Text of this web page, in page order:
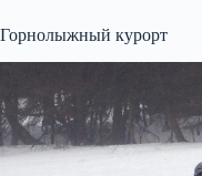
Горнолыжный курорт